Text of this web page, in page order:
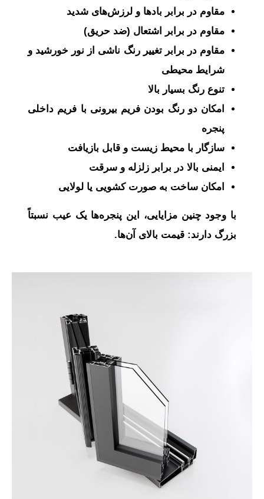
مقاوم در برابر بادها و لرزش‌های شدید
مقاوم در برابر اشتعال (ضد حریق)
مقاوم در برابر تغییر رنگ ناشی از نور خورشید و
شرایط محیطی
تنوع رنگ بسیار بالا
امکان دو رنگ بودن فریم بیرونی با فریم داخلی
پنجره
سازگار با محیط زیست و قابل بازیافت
ایمنی بالا در برابر زلزله و سرقت
امکان ساخت به صورت کشویی یا لولایی
با وجود چنین مزایایی، این پنجره‌ها یک عیب نسبتاً
بزرگ دارند: قیمت بالای آن‌ها.